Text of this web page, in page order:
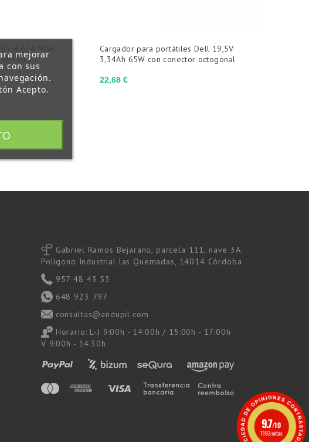
4,62A 90W
PIN
Precio
22,68 €
Cargador para portátiles Dell 19,5V
3,34Ah 65W con conector octogonal
Gabriel Ramos Bejarano, parcela 111, nave 3A.
Polígono Industrial las Quemadas, 14014 Córdoba
957 48 43 53
648 923 797
consultas@andupil.com
Horario: L-J 9:00h - 14:00h / 15:00h - 17:00h
V 9:00h - 14:30h
mejorar
con sus
Acepto.
9.7/10
1193 notas